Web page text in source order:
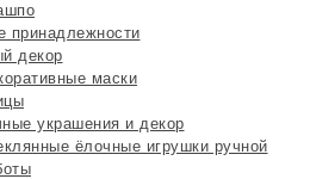
принадлежности
декор
маски
украшения и декор
ёлочные игрушки ручной